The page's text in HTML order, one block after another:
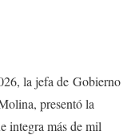
la jefa de Gobierno
presentó la
integra más de mil